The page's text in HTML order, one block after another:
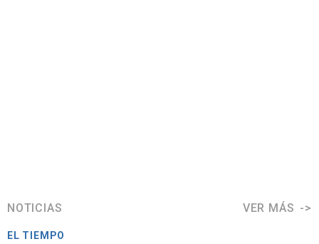
NOTICIAS VER MÁS
EL TIEMPO